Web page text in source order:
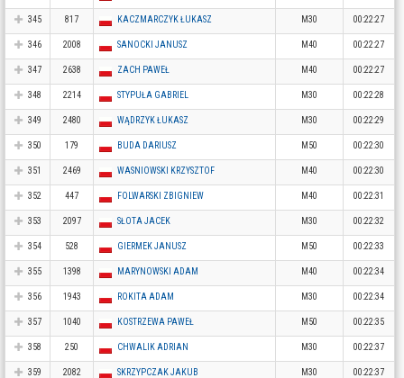
345 817 KACZMARCZYK ŁUKASZ M30 00:22:27
346 2008 SANOCKI JANUSZ M40 00:22:27
347 2638 ZACH PAWEŁ M40 00:22:27
348 2214 STYPUŁA GABRIEL M30 00:22:28
349 2480 WĄDRZYK ŁUKASZ M30 00:22:29
350 179 BUDA DARIUSZ M50 00:22:30
351 2469 WASNIOWSKI KRZYSZTOF M40 00:22:30
352 447 FOLWARSKI ZBIGNIEW M40 00:22:31
353 2097 SŁOTA JACEK M30 00:22:32
354 528 GIERMEK JANUSZ M50 00:22:33
355 1398 MARYNOWSKI ADAM M40 00:22:34
356 1943 ROKITA ADAM M30 00:22:34
357 1040 KOSTRZEWA PAWEŁ M50 00:22:35
358 250 CHWALIK ADRIAN M30 00:22:37
359 2082 SKRZYPCZAK JAKUB M30 00:22:37